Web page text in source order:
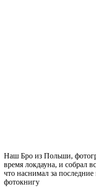
Наш Бро из Польши,
время локдауна, и собрал
что наснимал за
фотокнигу